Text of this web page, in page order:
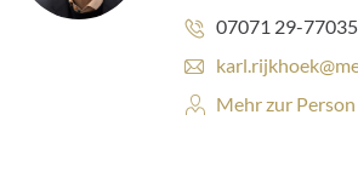
Telefonnummer:
07071 29-77035
E
M
Personenprofil:
Mehr zur Person